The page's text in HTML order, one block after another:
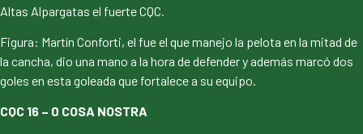
Altas Alpargatas el fuerte CQC.
Figura: Martín Conforti, el fue el que manejo la pelota en la mitad de
la cancha, dio una mano a la hora de defender y además marcó dos
goles en esta goleada que fortalece a su equipo.
CQC 16 – 0 COSA NOSTRA